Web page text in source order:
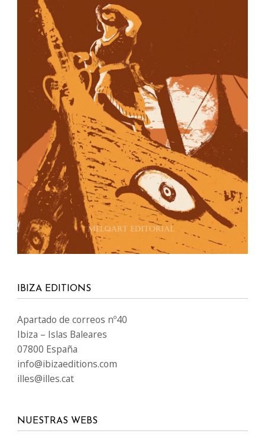
IBIZA EDITIONS
Apartado de correos nº40
Ibiza – Islas Baleares
07800 España
info@ibizaeditions.com
illes@illes.cat
NUESTRAS WEBS